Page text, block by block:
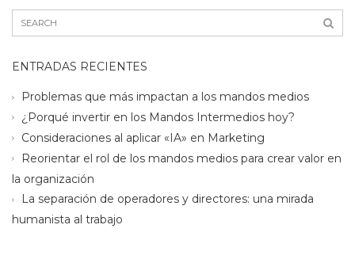
ENTRADAS RECIENTES
Problemas que más impactan a los mandos medios
¿Porqué invertir en los Mandos Intermedios hoy?
Consideraciones al aplicar «IA» en Marketing
Reorientar el rol de los mandos medios para crear valor en
la organización
La separación de operadores y directores: una mirada
humanista al trabajo